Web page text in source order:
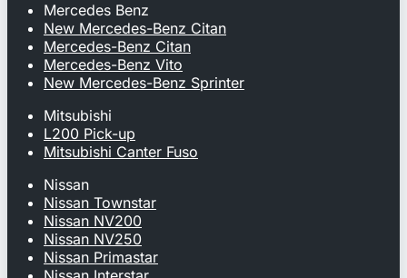
Mercedes Benz
New Mercedes-Benz Citan
Mercedes-Benz Citan
Mercedes-Benz Vito
New Mercedes-Benz Sprinter
Mitsubishi
L200 Pick-up
Mitsubishi Canter Fuso
Nissan
Nissan Townstar
Nissan NV200
Nissan NV250
Nissan Primastar